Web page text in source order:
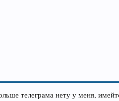
телеграма нету у меня,